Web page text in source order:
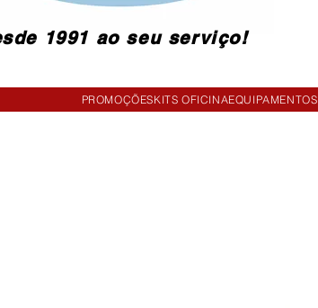
1991 ao seu serviço!
PROMOÇÕESKITS OFICINA